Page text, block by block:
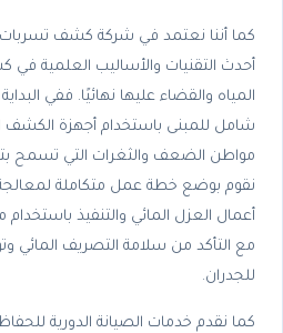
كما أننا نعتمد في شركة كشف تسربات
أحدث التقنيات والأساليب العلمية
المياه والقضاء عليها نهائيًا. ففي
شامل للمبنى باستخدام أجهزة الكشف
مواطن الضعف والثغرات التي تسمح
نقوم بوضع خطة عمل متكاملة
أعمال العزل المائي والتنفيذ باستخدام
مع التأكد من سلامة التصريف المائي
للجدران.
كما نقدم خدمات الصيانة الدورية